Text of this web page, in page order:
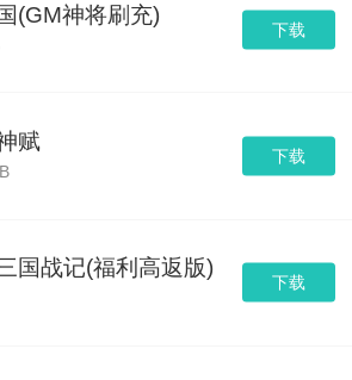
下载
(GM神将刷充)
下载
赋
下载
国战记(福利高返版)